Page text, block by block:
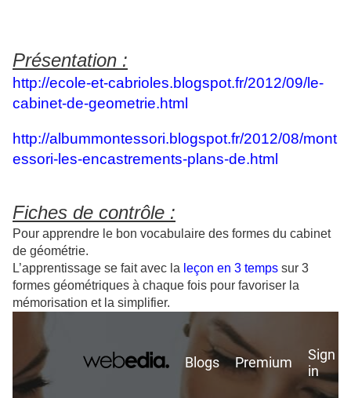
Présentation :
http://ecole-et-cabrioles.blogspot.fr/2012/09/le-
cabinet-de-geometrie.html
http://albummontessori.blogspot.fr/2012/08/mont
essori-les-encastrements-plans-de.html
Fiches de contrôle :
Pour apprendre le bon vocabulaire des formes du cabinet
de géométrie.
L’apprentissage se fait avec la leçon en 3 temps sur 3
formes géométriques à chaque fois pour favoriser la
mémorisation et la simplifier.